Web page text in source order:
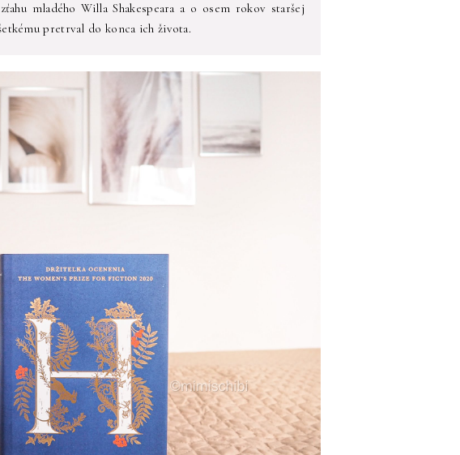
mladého Willa Shakespeara a o osem rokov staršej
pretrval do konca ich života.